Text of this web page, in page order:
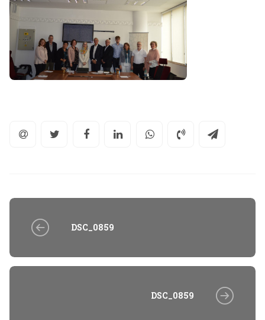
DSC_0859
DSC_0859